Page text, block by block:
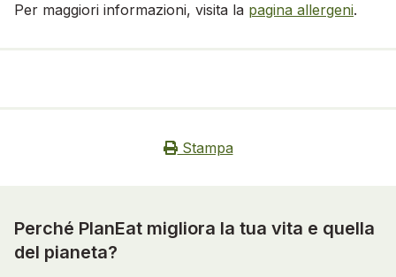
Per maggiori informazioni, visita la pagina allergeni.
Stampa
Perché PlanEat migliora la tua vita e quella
del pianeta?